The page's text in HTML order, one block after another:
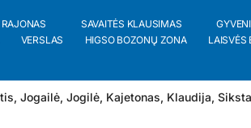
SAVAITĖS KLAUSIMAS
VERSLAS HIGSO BOZONŲ ZONA LAISVĖS
, Jogailė, Jogilė, Kajetonas, Klaudija,